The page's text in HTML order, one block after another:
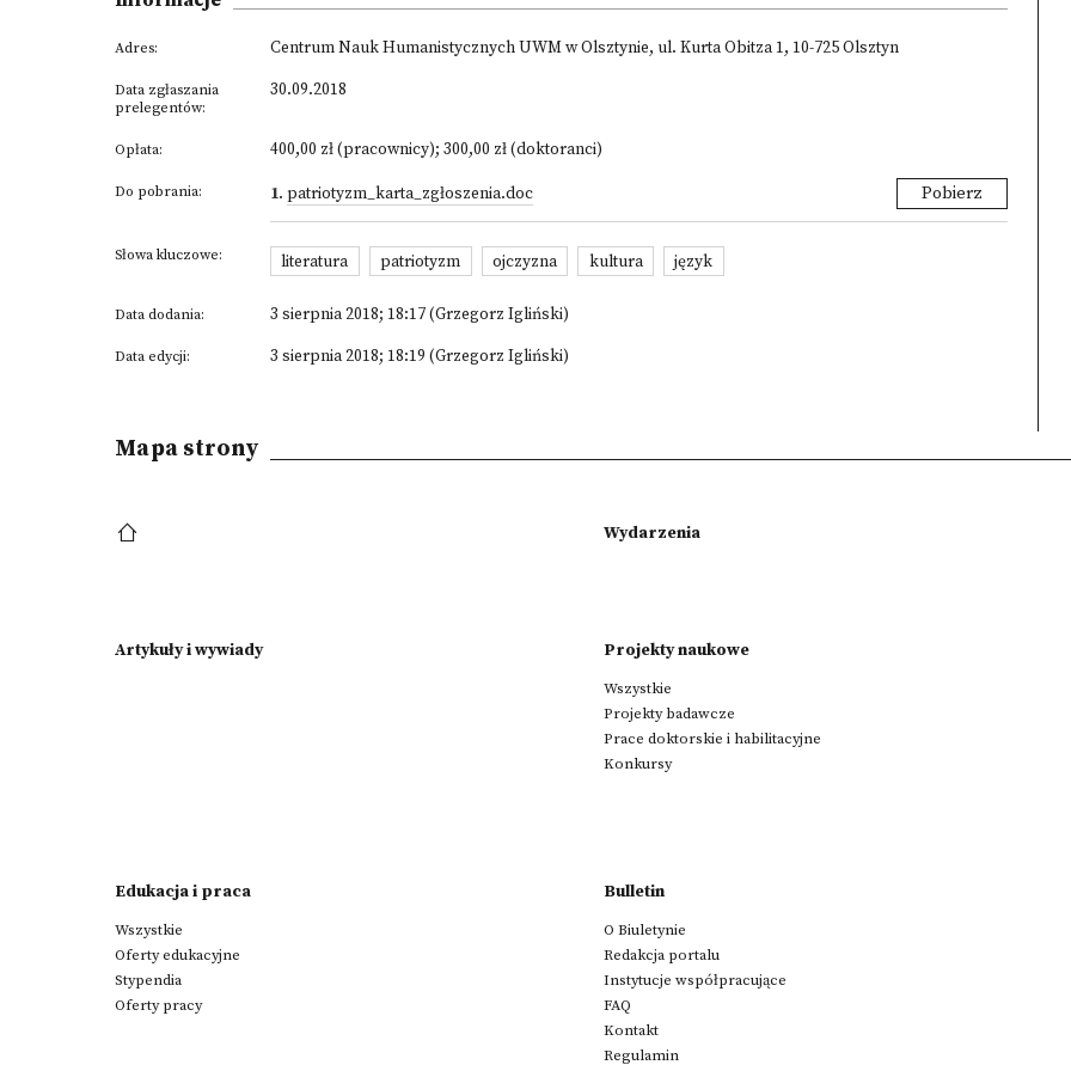
Adres: Centrum Nauk Humanistycznych UWM w Olsztynie, ul. Kurta Obitza 1, 10-725 Olsztyn
Data zgłaszania
prelegentów:
30.09.2018
Opłata: 400,00 zł (pracownicy); 300,00 zł (doktoranci)
Do pobrania: 1. patriotyzm_karta_zgłoszenia.doc Pobierz
Słowa kluczowe: literatura patriotyzm ojczyzna kultura język
Data dodania: 3 sierpnia 2018; 18:17 (Grzegorz Igliński)
Data edycji: 3 sierpnia 2018; 18:19 (Grzegorz Igliński)
Mapa strony
Wydarzenia
Artykuły i wywiady Projekty naukowe
Wszystkie
Projekty badawcze
Prace doktorskie i habilitacyjne
Konkursy
Edukacja i praca
Wszystkie
Oferty edukacyjne
Stypendia
Oferty pracy
Bulletin
O Biuletynie
Redakcja portalu
Instytucje współpracujące
FAQ
Kontakt
Regulamin